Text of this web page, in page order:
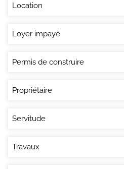
Location
Loyer impayé
Permis de construire
Propriétaire
Servitude
Travaux